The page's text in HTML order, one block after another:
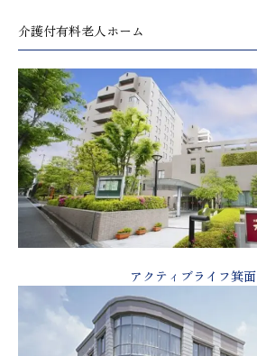
介護付有料老人ホーム
アクティブライフ箕面